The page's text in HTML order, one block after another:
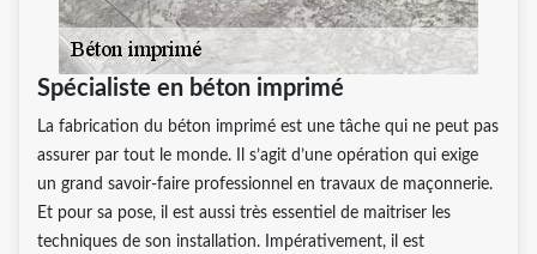
Spécialiste en béton imprimé
La fabrication du béton imprimé est une tâche qui ne peut pas
assurer par tout le monde. Il s’agit d’une opération qui exige
un grand savoir-faire professionnel en travaux de maçonnerie.
Et pour sa pose, il est aussi très essentiel de maitriser les
techniques de son installation. Impérativement, il est